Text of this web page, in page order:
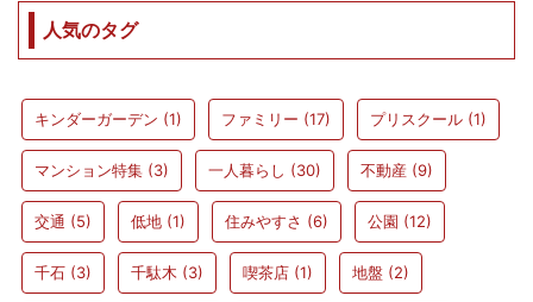
人気のタグ
キンダーガーデン (1) ファミリー (17) プリスクール (1)
マンション特集 (3) 一人暮らし (30) 不動産 (9)
交通 (5) 低地 (1) 住みやすさ (6) 公園 (12)
千石 (3) 千駄木 (3) 喫茶店 (1) 地盤 (2)